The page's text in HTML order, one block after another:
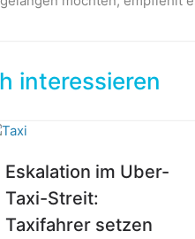
interessieren
Eskalation im Uber-
Taxi-Streit:
Taxifahrer setzen